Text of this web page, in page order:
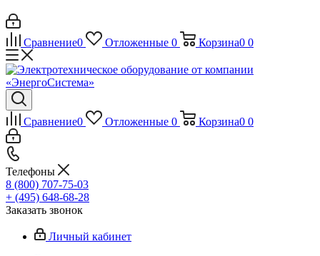
Сравнение0 Отложенные 0 Корзина0 0
Сравнение0 Отложенные 0 Корзина0 0
Телефоны
8 (800) 707-75-03
+ (495) 648-68-28
Заказать звонок
Личный кабинет